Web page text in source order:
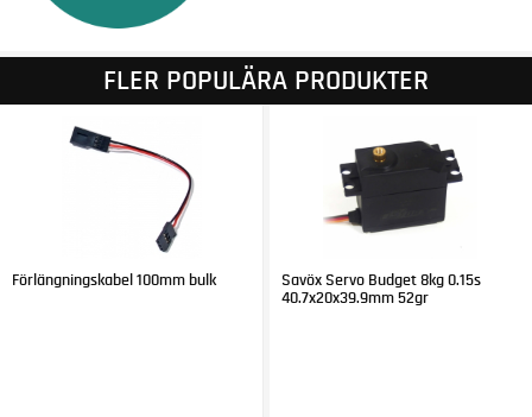
FLER POPULÄRA PRODUKTER
Förlängningskabel 100mm bulk
Savöx Servo Budget 8kg 0.15s
40.7x20x39.9mm 52gr